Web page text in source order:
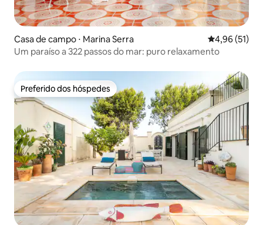
Casa de campo ⋅ Marina Serra 4,96 de uma
4,96 (51)
Um paraíso a 322 passos do mar: puro relaxamento
Preferido dos hóspedes
Preferido dos hóspedes